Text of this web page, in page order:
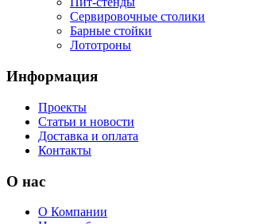
Сервировочные столики
Барные стойки
Лототроны
Информация
Проекты
Статьи и новости
Доставка и оплата
Контакты
О нас
О Компании